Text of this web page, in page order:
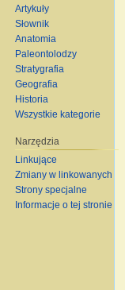
Artykuły
Słownik
Anatomia
Paleontolodzy
Stratygrafia
Geografia
Historia
Wszystkie kategorie
Narzędzia
Linkujące
Zmiany w linkowanych
Strony specjalne
Informacje o tej stronie